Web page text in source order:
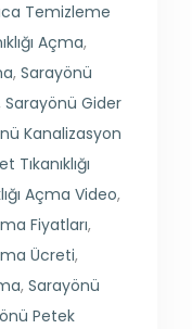
Temizleme
Açma,
, Sarayönü
Sarayönü Gider
Kanalizasyon
Açma Video,
Fiyatları,
Ücreti,
, Sarayönü
Petek